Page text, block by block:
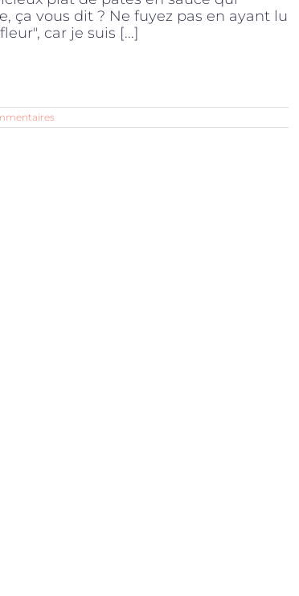
ça vous dit ? Ne fuyez pas en ayant lu
car je suis [...]